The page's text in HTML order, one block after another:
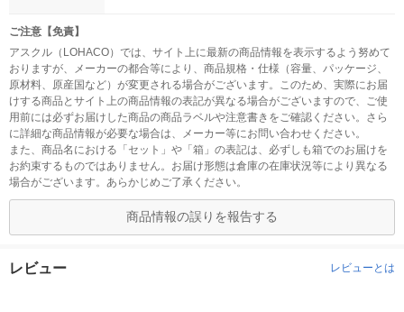
ご注意【免責】
アスクル（LOHACO）では、サイト上に最新の商品情報を表示するよう努めて
おりますが、メーカーの都合等により、商品規格・仕様（容量、パッケージ、
原材料、原産国など）が変更される場合がございます。このため、実際にお届
けする商品とサイト上の商品情報の表記が異なる場合がございますので、ご使
用前には必ずお届けした商品の商品ラベルや注意書きをご確認ください。さら
に詳細な商品情報が必要な場合は、メーカー等にお問い合わせください。
また、商品名における「セット」や「箱」の表記は、必ずしも箱でのお届けを
お約束するものではありません。お届け形態は倉庫の在庫状況等により異なる
場合がございます。あらかじめご了承ください。
商品情報の誤りを報告する
レビュー レビューとは